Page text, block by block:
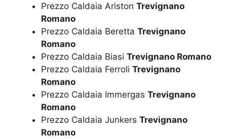
Prezzo Caldaia Ariston Trevignano
Romano
Prezzo Caldaia Beretta Trevignano
Romano
Prezzo Caldaia Biasi Trevignano Romano
Prezzo Caldaia Ferroli Trevignano
Romano
Prezzo Caldaia Immergas Trevignano
Romano
Prezzo Caldaia Junkers Trevignano
Romano